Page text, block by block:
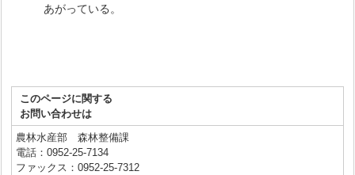
あがっている。
このページに関する
お問い合わせは
農林水産部 森林整備課
電話：0952-25-7134
ファックス：0952-25-7312